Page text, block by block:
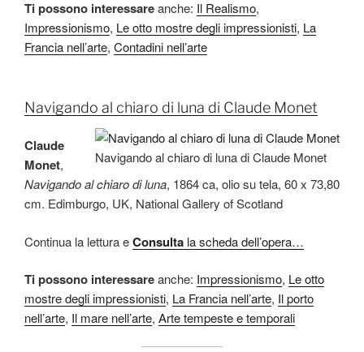
Ti possono interessareanche: Il Realismo,
Impressionismo, Le otto mostre degli impressionisti, La
Francia nell’arte, Contadini nell’arte
Navigando al chiaro di luna di Claude Monet
Navigando al chiaro di luna di Claude Monet
Claude
Monet,
Navigando al chiaro di luna, 1864 ca, olio su tela, 60 x 73,80
cm. Edimburgo, UK, National Gallery of Scotland
Continua la lettura eConsulta la scheda dell’opera…
Ti possono interessareanche: Impressionismo, Le otto
mostre degli impressionisti, La Francia nell’arte, Il porto
nell’arte, Il mare nell’arte, Arte tempeste e temporali